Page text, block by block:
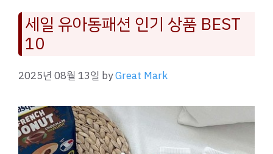
세일 유아동패션 인기 상품 BEST
10
2025년 08월 13일 byGreat Mark